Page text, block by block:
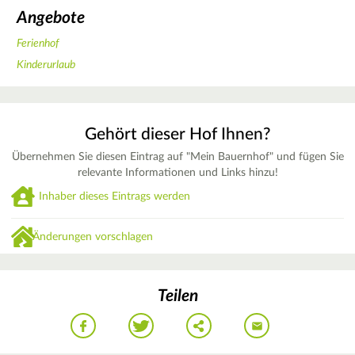
Angebote
Ferienhof
Kinderurlaub
Gehört dieser Hof Ihnen?
Übernehmen Sie diesen Eintrag auf "Mein Bauernhof" und fügen Sie
relevante Informationen und Links hinzu!
Inhaber dieses Eintrags werden
Änderungen vorschlagen
Teilen